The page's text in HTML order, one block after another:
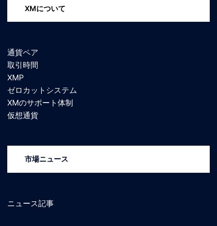
XMについて
通貨ペア
取引時間
XMP
ゼロカットシステム
XMのサポート体制
仮想通貨
市場ニュース
ニュース記事